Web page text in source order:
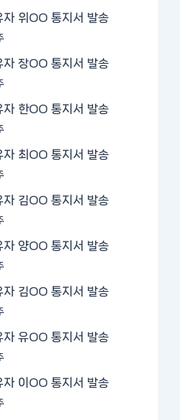
위OO 통지서 발송
장OO 통지서 발송
한OO 통지서 발송
최OO 통지서 발송
김OO 통지서 발송
양OO 통지서 발송
김OO 통지서 발송
유OO 통지서 발송
이OO 통지서 발송